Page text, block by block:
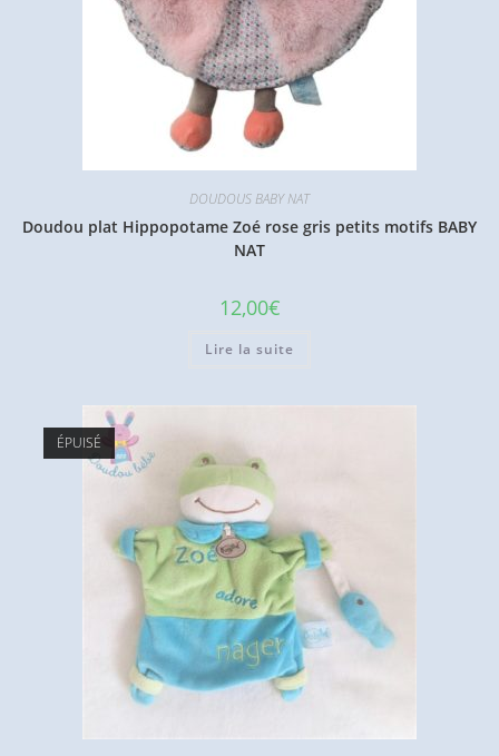
DOUDOUS BABY NAT
Doudou plat Hippopotame Zoé rose gris petits motifs BABY
NAT
12,00€
Lire la suite
ÉPUISÉ